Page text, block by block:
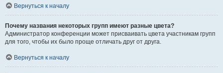
Вернуться к началу
Почему названия некоторых групп имеют разные цвета?
Администратор конференции может присваивать цвета участникам групп
для того, чтобы их было проще отличать друг от друга.
Вернуться к началу